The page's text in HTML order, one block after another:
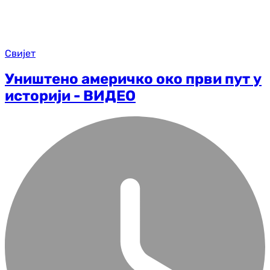
Свијет
Уништено америчко око први пут у
историји - ВИДЕО